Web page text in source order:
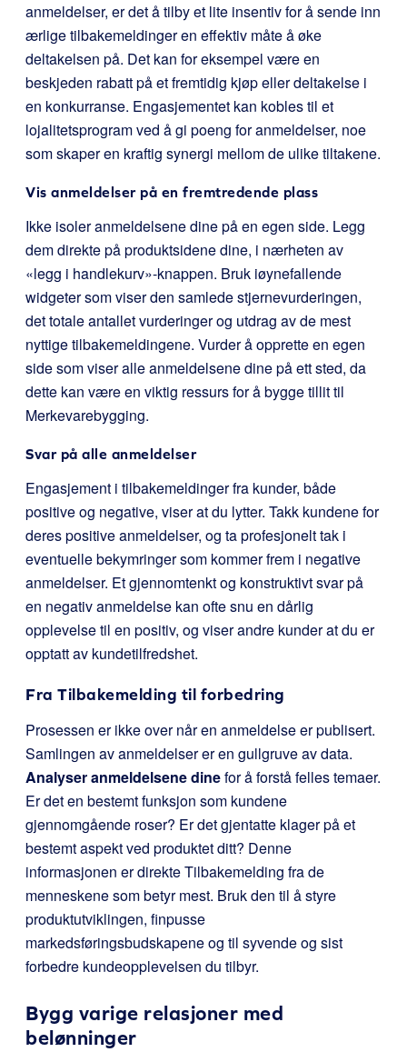
anmeldelser, er det å tilby et lite insentiv for å sende inn
ærlige tilbakemeldinger en effektiv måte å øke
deltakelsen på. Det kan for eksempel være en
beskjeden rabatt på et fremtidig kjøp eller deltakelse i
en konkurranse. Engasjementet kan kobles til et
lojalitetsprogram ved å gi poeng for anmeldelser, noe
som skaper en kraftig synergi mellom de ulike tiltakene.
Vis anmeldelser på en fremtredende plass
Ikke isoler anmeldelsene dine på en egen side. Legg
dem direkte på produktsidene dine, i nærheten av
«legg i handlekurv»-knappen. Bruk iøynefallende
widgeter som viser den samlede stjernevurderingen,
det totale antallet vurderinger og utdrag av de mest
nyttige tilbakemeldingene. Vurder å opprette en egen
side som viser alle anmeldelsene dine på ett sted, da
dette kan være en viktig ressurs for å bygge tillit til
Merkevarebygging.
Svar på alle anmeldelser
Engasjement i tilbakemeldinger fra kunder, både
positive og negative, viser at du lytter. Takk kundene for
deres positive anmeldelser, og ta profesjonelt tak i
eventuelle bekymringer som kommer frem i negative
anmeldelser. Et gjennomtenkt og konstruktivt svar på
en negativ anmeldelse kan ofte snu en dårlig
opplevelse til en positiv, og viser andre kunder at du er
opptatt av kundetilfredshet.
Fra Tilbakemelding til forbedring
Prosessen er ikke over når en anmeldelse er publisert.
Samlingen av anmeldelser er en gullgruve av data.
Analyser anmeldelsene dinefor å forstå felles temaer.
Er det en bestemt funksjon som kundene
gjennomgående roser? Er det gjentatte klager på et
bestemt aspekt ved produktet ditt? Denne
informasjonen er direkte Tilbakemelding fra de
menneskene som betyr mest. Bruk den til å styre
produktutviklingen, finpusse
markedsføringsbudskapene og til syvende og sist
forbedre kundeopplevelsen du tilbyr.
Bygg varige relasjoner med
belønninger